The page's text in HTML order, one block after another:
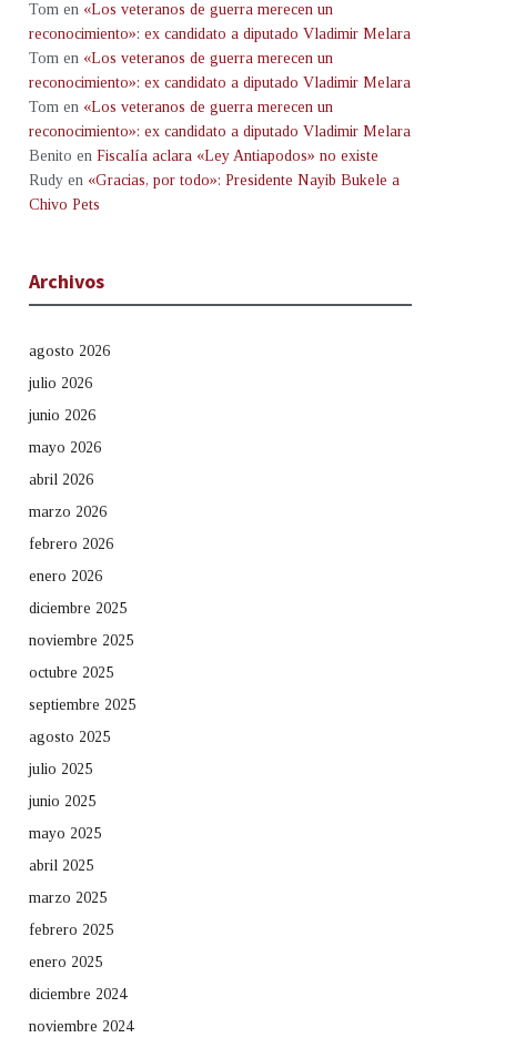
Tom en «Los veteranos de guerra merecen un
reconocimiento»: ex candidato a diputado Vladimir Melara
Tom en «Los veteranos de guerra merecen un
reconocimiento»: ex candidato a diputado Vladimir Melara
Tom en «Los veteranos de guerra merecen un
reconocimiento»: ex candidato a diputado Vladimir Melara
Benito en Fiscalía aclara «Ley Antiapodos» no existe
Rudy en «Gracias, por todo»: Presidente Nayib Bukele a
Chivo Pets
Archivos
agosto 2026
julio 2026
junio 2026
mayo 2026
abril 2026
marzo 2026
febrero 2026
enero 2026
diciembre 2025
noviembre 2025
octubre 2025
septiembre 2025
agosto 2025
julio 2025
junio 2025
mayo 2025
abril 2025
marzo 2025
febrero 2025
enero 2025
diciembre 2024
noviembre 2024